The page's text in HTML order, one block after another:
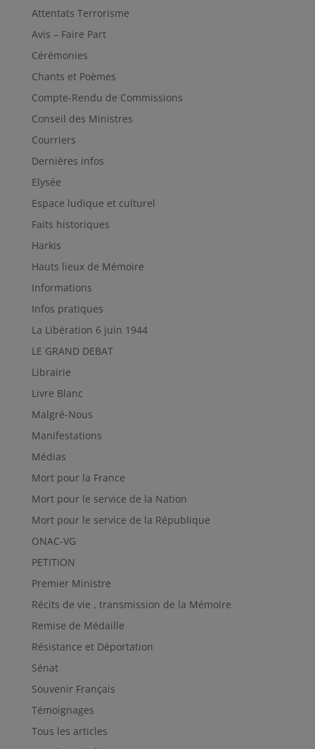
Attentats Terrorisme
Avis – Faire Part
Cérémonies
Chants et Poèmes
Compte-Rendu de Commissions
Conseil des Ministres
Courriers
Dernières infos
Elysée
Espace ludique et culturel
Faits historiques
Harkis
Hauts lieux de Mémoire
Informations
Infos pratiques
La Libération 6 juin 1944
LE GRAND DEBAT
Librairie
Livre Blanc
Malgré-Nous
Manifestations
Médias
Mort pour la France
Mort pour le service de la Nation
Mort pour le service de la République
ONAC-VG
PETITION
Premier Ministre
Récits de vie , transmission de la Mémoire
Remise de Médaille
Résistance et Déportation
Sénat
Souvenir Français
Témoignages
Tous les articles